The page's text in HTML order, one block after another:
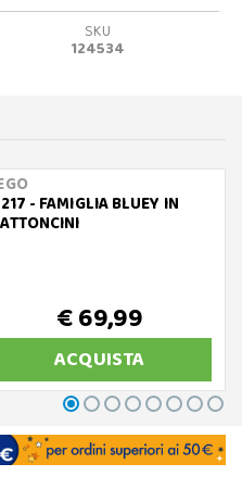
SKU
124534
- FAMIGLIA BLUEY IN
€ 69,99
ACQUISTA